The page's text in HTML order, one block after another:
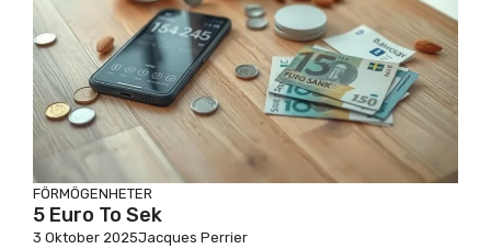
FÖRMÖGENHETER
5 Euro To Sek
3 Oktober 2025Jacques Perrier